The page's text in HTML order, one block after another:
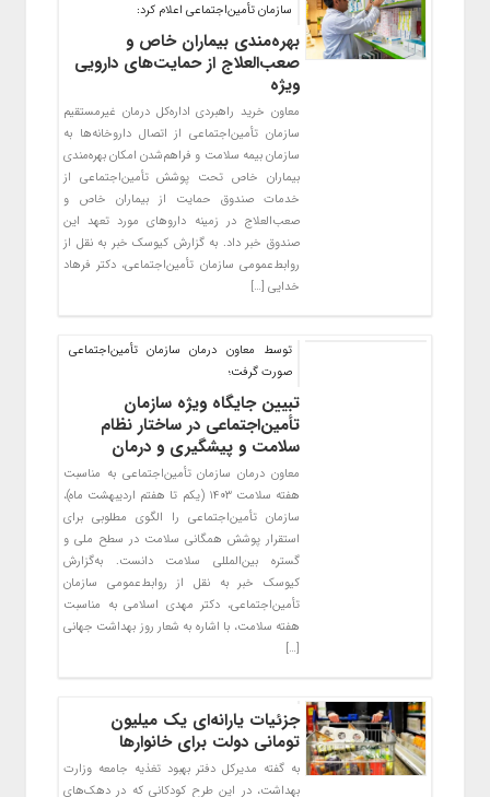
سازمان تأمین‌اجتماعی اعلام کرد:
بهره‌مندی بیماران خاص و
صعب‌العلاج از حمایت‌های دارویی
ویژه
معاون خرید راهبردی اداره‌کل درمان غیرمستقیم
سازمان تأمین‌اجتماعی از اتصال داروخانه‌ها به
سازمان بیمه‌ سلامت و فراهم‌شدن امکان بهره‌مندی
بیماران خاص تحت پوشش تأمین‌اجتماعی از
خدمات صندوق حمایت از بیماران خاص و
صعب‌العلاج در زمینه داروهای مورد تعهد این
صندوق خبر داد. به گزارش کیوسک خبر به نقل از
روابط‌عمومی سازمان تأمین‌اجتماعی، دکتر فرهاد
خدایی […]
توسط معاون درمان سازمان تأمین‌اجتماعی
صورت گرفت؛
تبیین جایگاه ویژه سازمان
تأمین‌اجتماعی در ساختار نظام
سلامت و پیشگیری و درمان
معاون درمان سازمان تأمین‌اجتماعی به مناسبت
هفته سلامت ۱۴۰۳ (یکم تا هفتم اردیبهشت ماه)،
سازمان تأمین‌اجتماعی را الگوی مطلوبی برای
استقرار پوشش همگانی سلامت در سطح ملی و
گستره بین‌المللی سلامت دانست. به‌گزارش
کیوسک خبر به نقل از روابط‌عمومی سازمان
تأمین‌اجتماعی، دکتر مهدی اسلامی به مناسبت
هفته سلامت، با اشاره به شعار روز بهداشت جهانی
[…]
جزئیات یارانه‌ای یک میلیون
تومانی دولت برای خانوارها
به گفته مدیرکل دفتر بهبود تغذیه جامعه وزارت
بهداشت، در این طرح کودکانی که در دهک‌های